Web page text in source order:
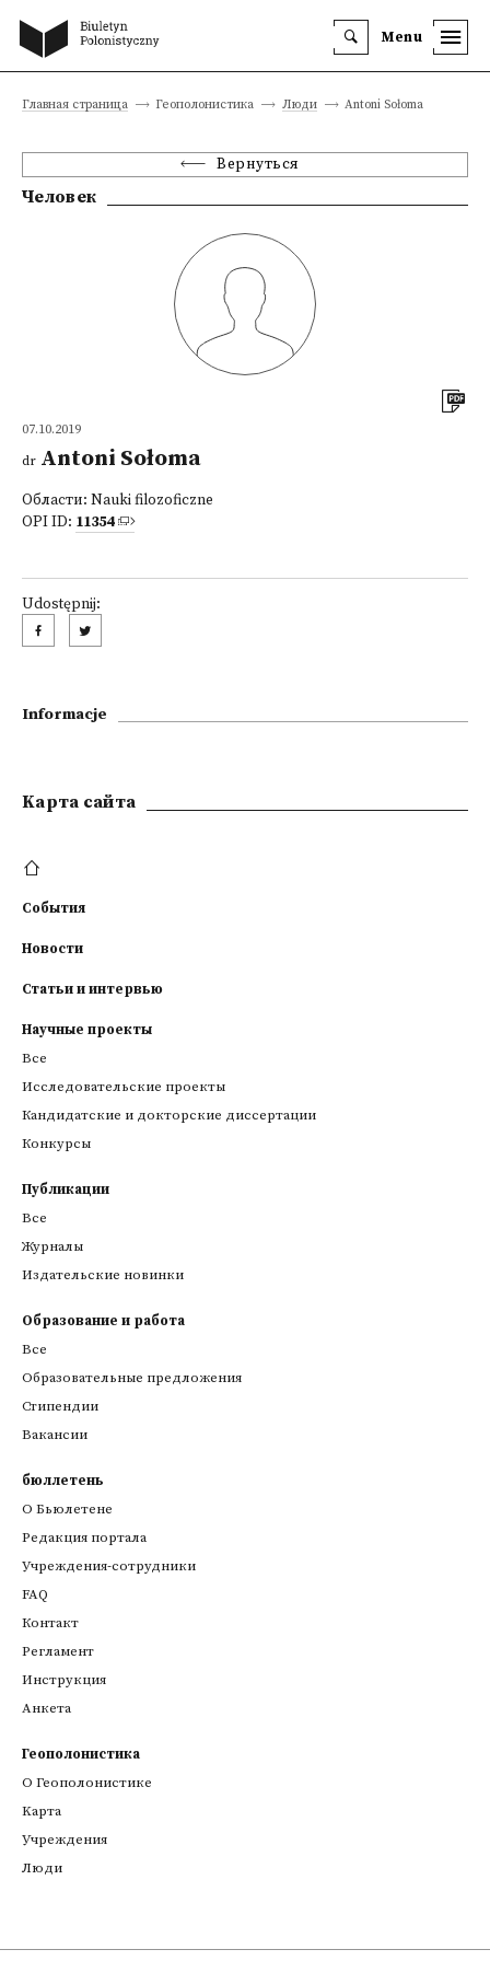
Menu
Главная страница Геополонистика Люди Antoni Sołoma
Вернуться
Человек
07.10.2019
dr Antoni Sołoma
Области: Nauki filozoficzne
OPI ID: 11354
Udostępnij:
Informacje
Kарта сайта
События
Новости
Статьи и интервью
Научные проекты
Все
Исследовательские проекты
Кандидатские и докторские диссертации
Конкурсы
Публикации
Все
Журналы
Издательские новинки
Образование и работа
Все
Образовательные предложения
Стипендии
Вакансии
бюллетень
О Бьюлетене
Редакция портала
Учреждения-сотрудники
FAQ
Контакт
Регламент
Инструкция
Анкета
Геополонистика
О Геополонистике
Kарта
Учреждения
Люди